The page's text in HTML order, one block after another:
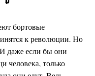
бортовые
к революции. Но
даже если бы они
человека, только